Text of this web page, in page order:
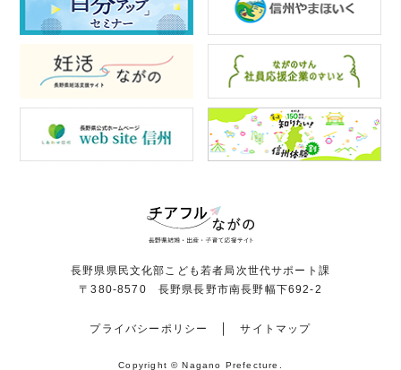
長野県県民文化部こども若者局次世代サポート課
〒380-8570 長野県長野市南長野幅下692-2
プライバシーポリシー サイトマップ
Copyright © Nagano Prefecture.